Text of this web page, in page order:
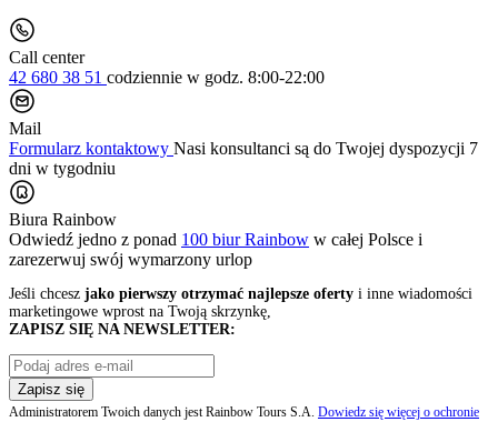
Call center
42 680 38 51 codziennie w godz. 8:00-22:00
Mail
Formularz kontaktowy Nasi konsultanci są do Twojej dyspozycji 7
dni w tygodniu
Biura Rainbow
Odwiedź jedno z ponad 100 biur Rainbow w całej Polsce i
zarezerwuj swój wymarzony urlop
Jeśli chcesz jako pierwszy otrzymać najlepsze oferty i inne wiadomości
marketingowe wprost na Twoją skrzynkę,
ZAPISZ SIĘ NA NEWSLETTER:
Zapisz się
Administratorem Twoich danych jest Rainbow Tours S.A. Dowiedz się więcej o ochronie